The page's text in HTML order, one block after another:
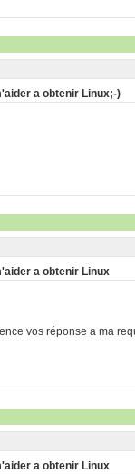
a obtenir Linux;-)
a obtenir Linux
vos réponse a ma
a obtenir Linux